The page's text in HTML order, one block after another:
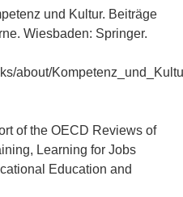
und Kultur. Beiträge
Wiesbaden: Springer.
about/
of the OECD Reviews of
Learning for Jobs
Education and